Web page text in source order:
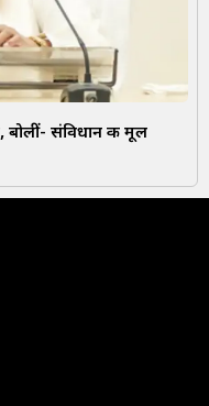
बोलीं- संविधान की मूल